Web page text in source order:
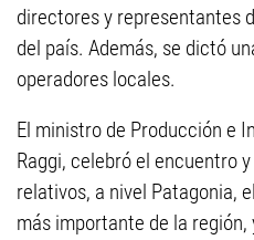
directores y representantes
del país. Además, se dictó
operadores locales.
El ministro de Producción e
Raggi, celebró el encuentro
relativos, a nivel Patagonia,
más importante de la